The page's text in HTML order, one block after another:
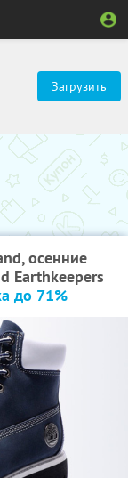
Загрузить
осенние
Earthkeepers
до 71%